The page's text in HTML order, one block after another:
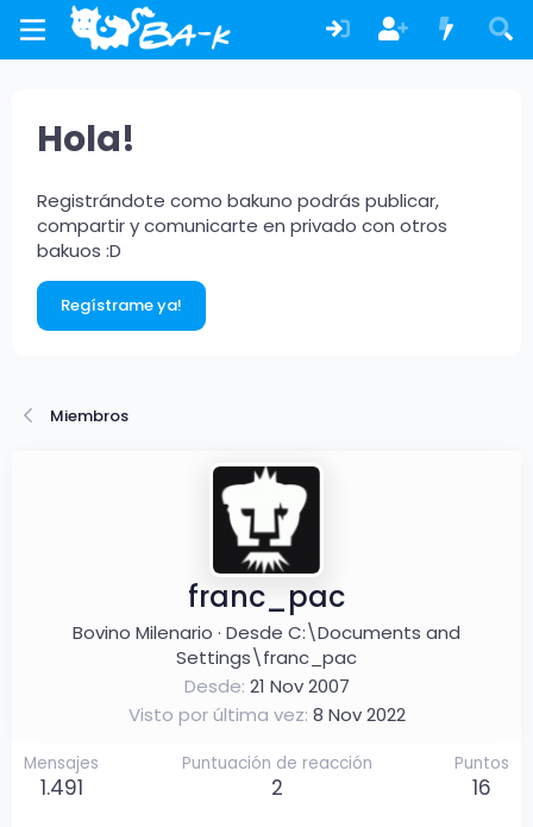
Hola!
Registrándote como bakuno podrás publicar,
compartir y comunicarte en privado con otros
bakuos :D
Regístrame ya!
Miembros
franc_pac
Bovino Milenario · Desde C:\Documents and
Settings\franc_pac
Desde 21 Nov 2007
Visto por última vez 8 Nov 2022
Mensajes
1.491
Puntuación de reacción
2
Puntos
16